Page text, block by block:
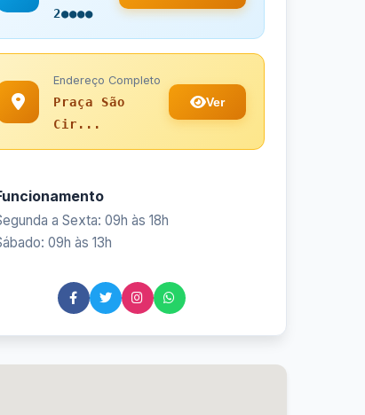
2●●●●
Endereço Completo
Praça São
Cir...
Ver
a Sexta: 09h às 18h
09h às 13h